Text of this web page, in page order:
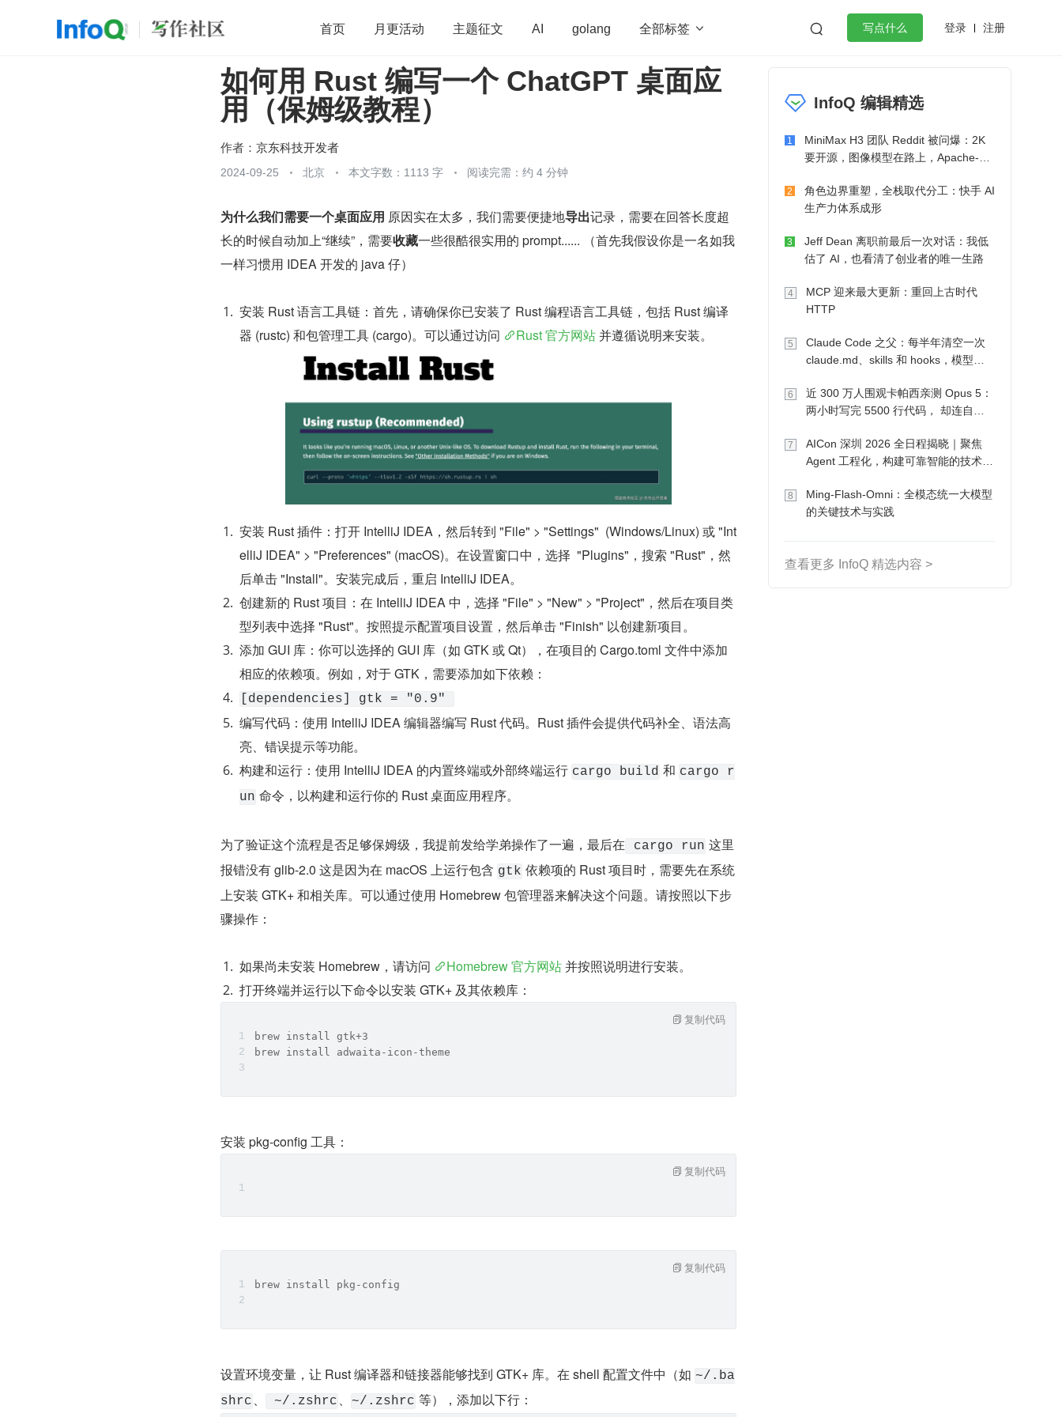
首页 月更活动 主题征文 AI golang 全部标签   写点什么 登录 注册
开源 架构 OpenHarmony 算法 学习方法 Web3.0 高效工作
团队管理 程序员 运维 微服务架构 flutter
如何用 Rust 编写一个 ChatGPT 桌面应
用（保姆级教程）
作者： 京东科技开发者
2024-09-25 北京 本文字数：1113 字 阅读完需：约 4 分钟
为什么我们需要一个桌面应用 原因实在太多，我们需要便捷地导出记录，需要在回答长度超
长的时候自动加上“继续”，需要收藏一些很酷很实用的 prompt...... （首先我假设你是一名如我
一样习惯用 IDEA 开发的 java 仔）
安装 Rust 语言工具链：首先，请确保你已安装了 Rust 编程语言工具链，包括 Rust 编译
器 (rustc) 和包管理工具 (cargo)。可以通过访问
Rust 官方网站 并遵循说明来安装。
安装 Rust 插件：打开 IntelliJ IDEA，然后转到 "File" > "Settings"  (Windows/Linux) 或 "Int
elliJ IDEA" > "Preferences" (macOS)。在设置窗口中，选择  "Plugins"，搜索 "Rust"，然
后单击 "Install"。安装完成后，重启 IntelliJ IDEA。
创建新的 Rust 项目：在 IntelliJ IDEA 中，选择 "File" > "New" > "Project"，然后在项目类
型列表中选择 "Rust"。按照提示配置项目设置，然后单击 "Finish" 以创建新项目。
添加 GUI 库：你可以选择的 GUI 库（如 GTK 或 Qt），在项目的 Cargo.toml 文件中添加
相应的依赖项。例如，对于 GTK，需要添加如下依赖：
[dependencies] gtk = "0.9"
编写代码：使用 IntelliJ IDEA 编辑器编写 Rust 代码。Rust 插件会提供代码补全、语法高
亮、错误提示等功能。
构建和运行：使用 IntelliJ IDEA 的内置终端或外部终端运行 cargo build 和 cargo r
un 命令，以构建和运行你的 Rust 桌面应用程序。
为了验证这个流程是否足够保姆级，我提前发给学弟操作了一遍，最后在 cargo run 这里
报错没有 glib-2.0 这是因为在 macOS 上运行包含 gtk 依赖项的 Rust 项目时，需要先在系统
上安装 GTK+ 和相关库。可以通过使用 Homebrew 包管理器来解决这个问题。请按照以下步
骤操作：
如果尚未安装 Homebrew，请访问 Homebrew 官方网站 并按照说明进行安装。
打开终端并运行以下命令以安装 GTK+ 及其依赖库：
brew install gtk+3
brew install adwaita-icon-theme
复制代码
安装 pkg-config 工具：
复制代码
brew install pkg-config
复制代码
设置环境变量，让 Rust 编译器和链接器能够找到 GTK+ 库。在 shell 配置文件中（如 ~/.ba
shrc 、 ~/.zshrc 、 ~/.zshrc 等），添加以下行：
InfoQ 编辑精选
1
MiniMax H3 团队 Reddit 被问爆：2K
要开源，图像模型在路上，Apache-2.0
2
角色边界重塑，全栈取代分工：快手 AI
生产力体系成形
3
Jeff Dean 离职前最后一次对话：我低
估了 AI，也看清了创业者的唯一生路
4
MCP 迎来最大更新：重回上古时代
HTTP
5
Claude Code 之父：每半年清空一次
claude.md、skills 和 hooks，模型自
6
近 300 万人围观卡帕西亲测 Opus 5：
两小时写完 5500 行代码， 却连自己
7
AICon 深圳 2026 全日程揭晓｜聚焦
Agent 工程化，构建可靠智能的技术路
8
Ming-Flash-Omni：全模态统一大模型
的关键技术与实践
查看更多 InfoQ 精选内容 >